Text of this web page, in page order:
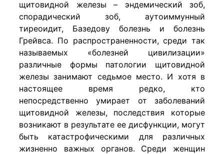
щитовидной железы – эндемический зоб,
спорадический зоб, аутоиммунный
тиреоидит, Базедову болезнь и болезнь
Грейвса. По распространенности, среди так
называемых «болезней цивилизации»
различные формы патологии щитовидной
железы занимают седьмое место. И хотя в
настоящее время редко, кто
непосредственно умирает от заболеваний
щитовидной железы, последствия которые
возникают в результате ее дисфункции, могут
быть катастрофическими для различных
жизненно важных органов. Среди женщин